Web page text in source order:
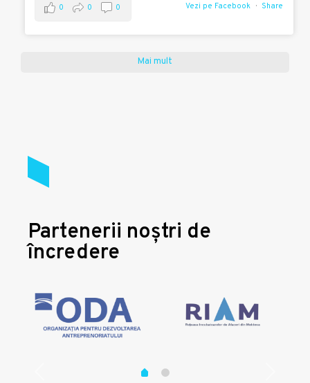
Vezi pe Facebook Share
0 0 0
Mai mult
Partenerii noștri de
încredere